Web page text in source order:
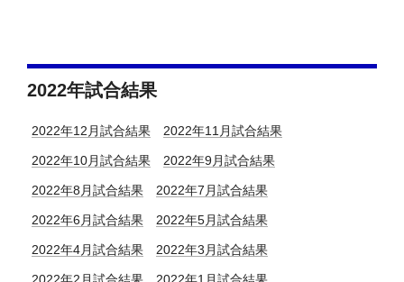
2022年試合結果
2022年12月試合結果 2022年11月試合結果
2022年10月試合結果 2022年9月試合結果
2022年8月試合結果 2022年7月試合結果
2022年6月試合結果 2022年5月試合結果
2022年4月試合結果 2022年3月試合結果